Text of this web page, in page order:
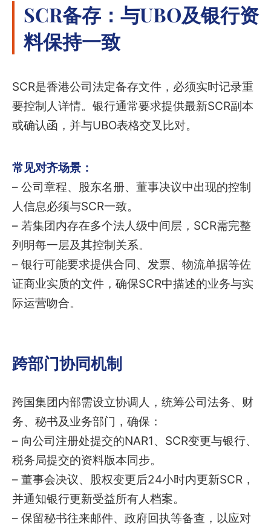
SCR备存：与UBO及银行资
料保持一致
SCR是香港公司法定备存文件，必须实时记录重
要控制人详情。银行通常要求提供最新SCR副本
或确认函，并与UBO表格交叉比对。
常见对齐场景：
– 公司章程、股东名册、董事决议中出现的控制
人信息必须与SCR一致。
– 若集团内存在多个法人级中间层，SCR需完整
列明每一层及其控制关系。
– 银行可能要求提供合同、发票、物流单据等佐
证商业实质的文件，确保SCR中描述的业务与实
际运营吻合。
跨部门协同机制
跨国集团内部需设立协调人，统筹公司法务、财
务、秘书及业务部门，确保：
– 向公司注册处提交的NAR1、SCR变更与银行、
税务局提交的资料版本同步。
– 董事会决议、股权变更后24小时内更新SCR，
并通知银行更新受益所有人档案。
– 保留秘书往来邮件、政府回执等备查，以应对